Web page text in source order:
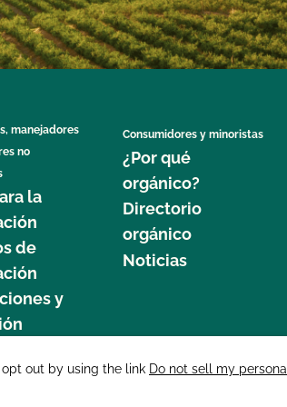
manejadores
no
la
de
y
Consumidores y minoristas
¿Por qué
orgánico?
Directorio
orgánico
Noticias
877 Cedar Street, Suite 248, Santa
out by using the link Do not sell my